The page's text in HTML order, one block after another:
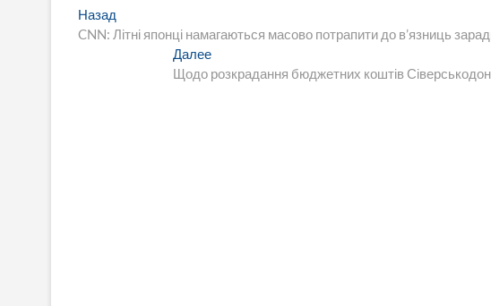
Навигация
по
Назад
запись:
CNN: Літні японці намагаються масово потрапити до в’язниць
ДалееСледующая
запись:
Щодо розкрадання бюджетних коштів